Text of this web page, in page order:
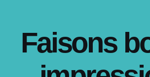
Faisons